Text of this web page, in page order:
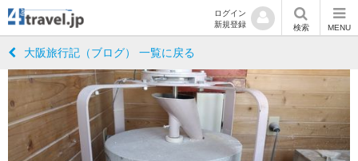
ログイン
新規登録
検索 MENU
大阪旅行記（ブログ） 一覧に戻る